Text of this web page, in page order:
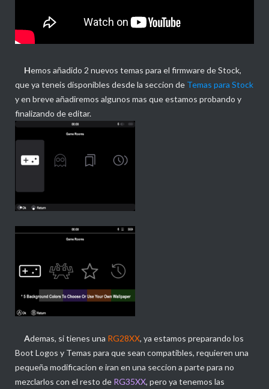
Hemos añadido 2 nuevos temas para el firmware de Stock,
que ya teneis disponibles desde la seccion de Temas para Stock
y en breve añadiremos algunos mas que estamos probando y
finalizando de editar.
Ademas, si tienes una RG28XX, ya estamos preparando los
Boot Logos y Temas para que sean compatibles, requieren una
pequeña modificacion e iran en una seccion a parte para no
mezclarlos con el resto de RG35XX, pero ya tenemos las